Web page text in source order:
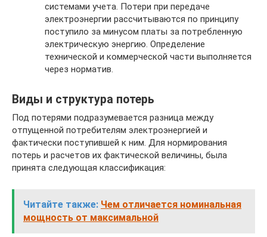
системами учета. Потери при передаче
электроэнергии рассчитываются по принципу
поступило за минусом платы за потребленную
электрическую энергию. Определение
технической и коммерческой части выполняется
через норматив.
Виды и структура потерь
Под потерями подразумевается разница между
отпущенной потребителям электроэнергией и
фактически поступившей к ним. Для нормирования
потерь и расчетов их фактической величины, была
принята следующая классификация:
Читайте также: Чем отличается номинальная
мощность от максимальной